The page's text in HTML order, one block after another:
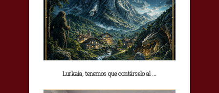
Lurkaia, tenemos que contárselo al ...